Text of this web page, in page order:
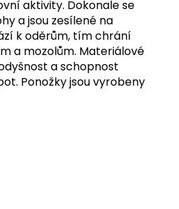
aktivity. Dokonale se
a jsou zesílené na
k oděrům, tím chrání
a mozolům. Materiálové
a schopnost
Ponožky jsou vyrobeny